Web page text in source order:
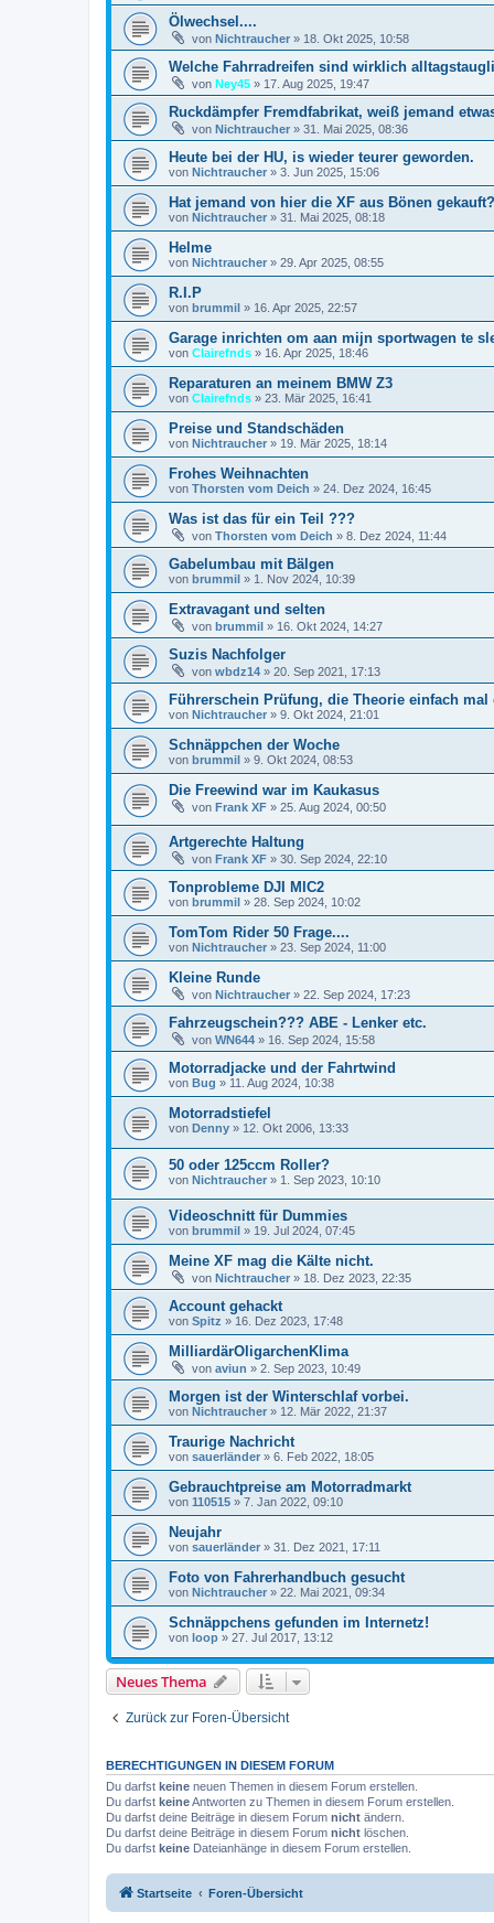
Ölwechsel....
von Nichtraucher » 18. Okt 2025, 10:58
Welche Fahrradreifen sind wirklich
von Ney45 » 17. Aug 2025, 19:47
Ruckdämpfer Fremdfabrikat, weiß jemand
von Nichtraucher » 31. Mai 2025, 08:36
Heute bei der HU, is wieder teurer geworden.
von Nichtraucher » 3. Jun 2025, 15:06
Hat jemand von hier die XF aus Bönen gekauft?
von Nichtraucher » 31. Mai 2025, 08:18
Helme
von Nichtraucher » 29. Apr 2025, 08:55
R.I.P
von brummil » 16. Apr 2025, 22:57
Garage inrichten om aan mijn sportwagen te
von Clairefnds » 16. Apr 2025, 18:46
Reparaturen an meinem BMW Z3
von Clairefnds » 23. Mär 2025, 16:41
Preise und Standschäden
von Nichtraucher » 19. Mär 2025, 18:14
Frohes Weihnachten
von Thorsten vom Deich » 24. Dez 2024, 16:45
Was ist das für ein Teil ???
von Thorsten vom Deich » 8. Dez 2024, 11:44
Gabelumbau mit Bälgen
von brummil » 1. Nov 2024, 10:39
Extravagant und selten
von brummil » 16. Okt 2024, 14:27
Suzis Nachfolger
von wbdz14 » 20. Sep 2021, 17:13
Führerschein Prüfung, die Theorie einfach mal
von Nichtraucher » 9. Okt 2024, 21:01
Schnäppchen der Woche
von brummil » 9. Okt 2024, 08:53
Die Freewind war im Kaukasus
von Frank XF » 25. Aug 2024, 00:50
Artgerechte Haltung
von Frank XF » 30. Sep 2024, 22:10
Tonprobleme DJI MIC2
von brummil » 28. Sep 2024, 10:02
TomTom Rider 50 Frage....
von Nichtraucher » 23. Sep 2024, 11:00
Kleine Runde
von Nichtraucher » 22. Sep 2024, 17:23
Fahrzeugschein??? ABE - Lenker etc.
von WN644 » 16. Sep 2024, 15:58
Motorradjacke und der Fahrtwind
von Bug » 11. Aug 2024, 10:38
Motorradstiefel
von Denny » 12. Okt 2006, 13:33
50 oder 125ccm Roller?
von Nichtraucher » 1. Sep 2023, 10:10
Videoschnitt für Dummies
von brummil » 19. Jul 2024, 07:45
Meine XF mag die Kälte nicht.
von Nichtraucher » 18. Dez 2023, 22:35
Account gehackt
von Spitz » 16. Dez 2023, 17:48
MilliardärOligarchenKlima
von aviun » 2. Sep 2023, 10:49
Morgen ist der Winterschlaf vorbei.
von Nichtraucher » 12. Mär 2022, 21:37
Traurige Nachricht
von sauerländer » 6. Feb 2022, 18:05
Gebrauchtpreise am Motorradmarkt
von 110515 » 7. Jan 2022, 09:10
Neujahr
von sauerländer » 31. Dez 2021, 17:11
Foto von Fahrerhandbuch gesucht
von Nichtraucher » 22. Mai 2021, 09:34
Schnäppchens gefunden im Internetz!
von loop » 27. Jul 2017, 13:12
Neues Thema
Zurück zur Foren-Übersicht
BERECHTIGUNGEN IN DIESEM FORUM
Du darfst keine neuen Themen in diesem Forum erstellen.
Du darfst keineAntworten zu Themen in diesem Forum erstellen.
Du darfst deine Beiträge in diesem Forum nicht ändern.
Du darfst deine Beiträge in diesem Forum nicht löschen.
Du darfst keine Dateianhänge in diesem Forum erstellen.
Startseite Foren-Übersicht